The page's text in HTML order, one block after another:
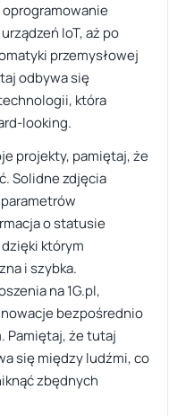
IoT, aż po
przemysłowej
odbywa się
która
looking.
projekty, pamiętaj, że
Solidne zdjęcia
o statusie
którym
i szybka.
na 1G.pl,
bezpośrednio
Pamiętaj, że tutaj
się między ludźmi, co
zbędnych